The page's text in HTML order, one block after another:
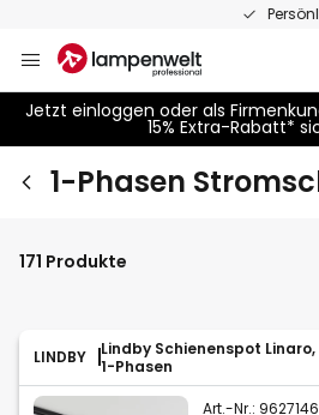
Persönliche
Inhalt
springen
Jetzt einloggen oder als
15% Extra-Rabatt*
1-Phasen
LINDBY
Lindby Schienenspot
1-Phasen
Art.-Nr.: 9627146
171 Produkte